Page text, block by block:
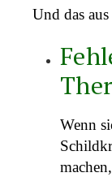
Und das
Wenn